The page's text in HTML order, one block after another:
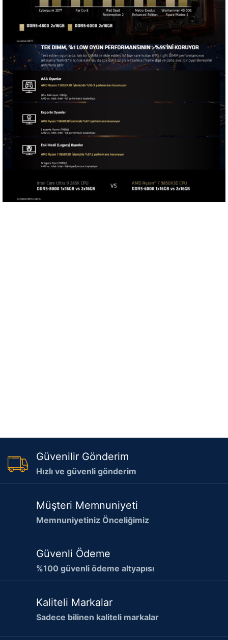
Güvenilir Gönderim
Hızlı ve güvenli gönderim
Müşteri Memnuniyeti
Memnuniyetiniz Önceliğimiz
Güvenli Ödeme
%100 güvenli ödeme altyapısı
Kaliteli Markalar
Sadece bilinen kaliteli markalar